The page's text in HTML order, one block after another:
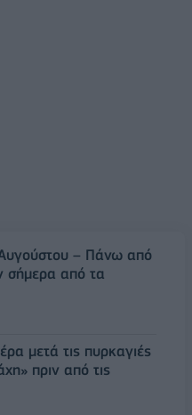
– Πάνω από
σήμερα από τα
μετά τις πυρκαγιές
πριν από τις